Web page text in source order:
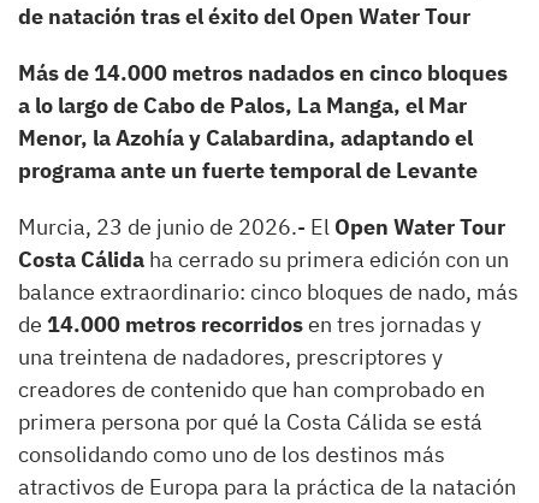
de natación tras el éxito del Open Water Tour
Más de 14.000 metros nadados en cinco bloques
a lo largo de Cabo de Palos, La Manga, el Mar
Menor, la Azohía y Calabardina, adaptando el
programa ante un fuerte temporal de Levante
Murcia, 23 de junio de 2026.- El Open Water Tour
Costa Cálida ha cerrado su primera edición con un
balance extraordinario: cinco bloques de nado, más
de 14.000 metros recorridosen tres jornadas y
una treintena de nadadores, prescriptores y
creadores de contenido que han comprobado en
primera persona por qué la Costa Cálida se está
consolidando como uno de los destinos más
atractivos de Europa para la práctica de la natación